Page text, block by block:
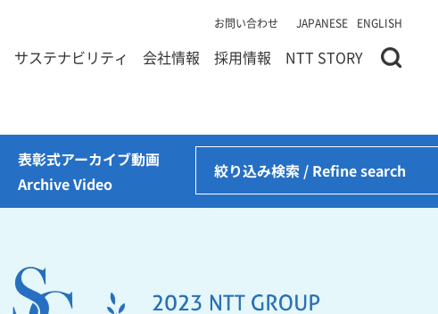
お問い合わせ JAPANESE ENGLISH
サステナビリティ 会社情報 採用情報 NTT STORY
表彰式アーカイブ動画
Archive Video
絞り込み検索 / Refine search